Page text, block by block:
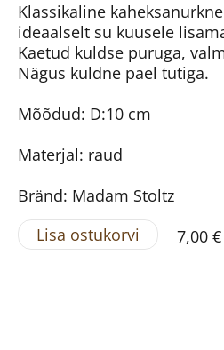
Klassikaline
ideaalselt su kuusele
Kaetud kuldse puruga,
Nägus kuldne pael tutiga.
Mõõdud: D:10 cm
Materjal: raud
Bränd: Madam Stoltz
Lisa ostukorvi
7,00 €